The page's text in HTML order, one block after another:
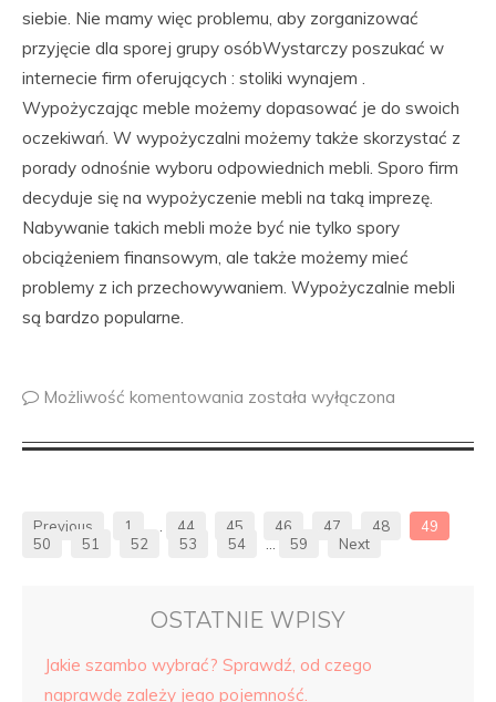
siebie. Nie mamy więc problemu, aby zorganizować
przyjęcie dla sporej grupy osóbWystarczy poszukać w
internecie firm oferujących : stoliki wynajem .
Wypożyczając meble możemy dopasować je do swoich
oczekiwań. W wypożyczalni możemy także skorzystać z
porady odnośnie wyboru odpowiednich mebli. Sporo firm
decyduje się na wypożyczenie mebli na taką imprezę.
Nabywanie takich mebli może być nie tylko spory
obciążeniem finansowym, ale także możemy mieć
problemy z ich przechowywaniem. Wypożyczalnie mebli
są bardzo popularne.
Możliwość komentowania została wyłączona
Previous 1 44 45 46 47 48
49
50
51 52 53 54 59 Next
OSTATNIE WPISY
Jakie szambo wybrać? Sprawdź, od czego
naprawdę zależy jego pojemność.